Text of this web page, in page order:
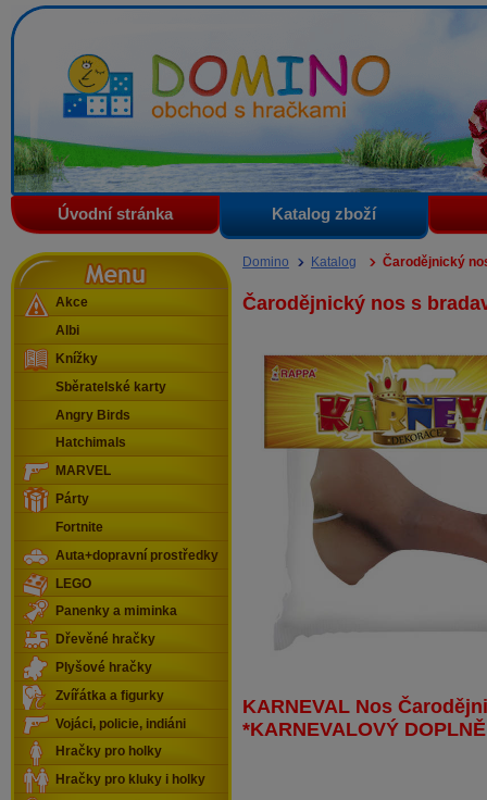
Domino - obchod s hračkami
Úvodní stránka Katalog zboží
Domino Katalog Čarodějnický
Čarodějnický nos s
KARNEVAL Nos
*KARNEVALOVÝ
Menu
Akce
Albi
Knížky
Sběratelské karty
Angry Birds
Hatchimals
MARVEL
Párty
Fortnite
Auta+dopravní prostředky
LEGO
Panenky a miminka
Dřevěné hračky
Plyšové hračky
Zvířátka a figurky
Vojáci, policie, indiáni
Hračky pro holky
Hračky pro kluky i holky